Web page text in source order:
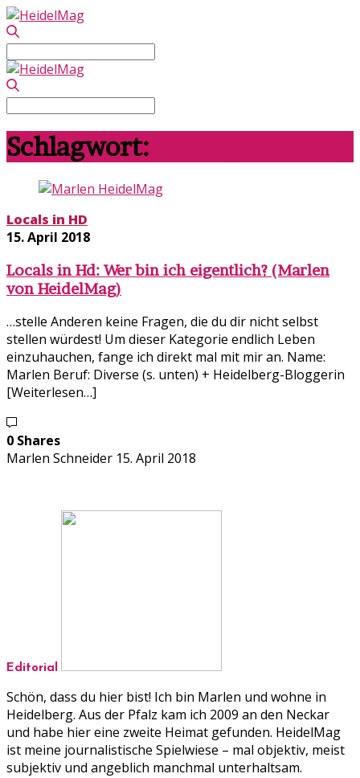
Search
for:
Search
for:
Schlagwort:
Locals in HD
15. April 2018
Locals in Hd: Wer bin ich eigentlich? (Marlen
von HeidelMag)
…stelle Anderen keine Fragen, die du dir nicht selbst
stellen würdest! Um dieser Kategorie endlich Leben
einzuhauchen, fange ich direkt mal mit mir an. Name:
Marlen Beruf: Diverse (s. unten) + Heidelberg-Bloggerin
[Weiterlesen…]
0 Shares
Marlen Schneider 15. April 2018
Editorial
Schön, dass du hier bist! Ich bin Marlen und wohne in
Heidelberg. Aus der Pfalz kam ich 2009 an den Neckar
und habe hier eine zweite Heimat gefunden. HeidelMag
ist meine journalistische Spielwiese – mal objektiv, meist
subjektiv und angeblich manchmal unterhaltsam.